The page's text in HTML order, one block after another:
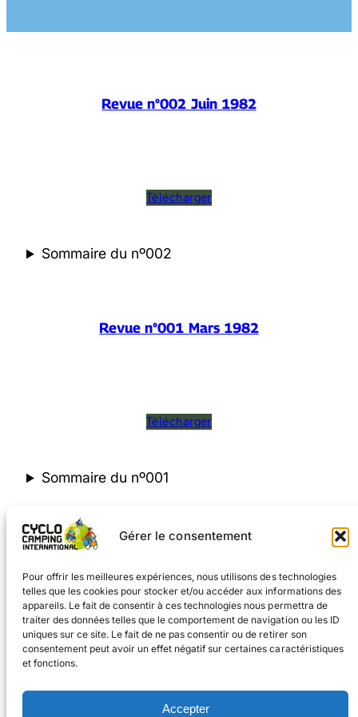
Gérer le consentement
Pour offrir les meilleures expériences, nous utilisons des technologies
telles que les cookies pour stocker et/ou accéder aux informations des
appareils. Le fait de consentir à ces technologies nous permettra de
traiter des données telles que le comportement de navigation ou les ID
uniques sur ce site. Le fait de ne pas consentir ou de retirer son
consentement peut avoir un effet négatif sur certaines caractéristiques
et fonctions.
Accepter
Revue n°002 Juin 1982
Télécharger
Sommaire du nº002
Revue n°001 Mars 1982
Télécharger
Sommaire du nº001
Facebook Instagram